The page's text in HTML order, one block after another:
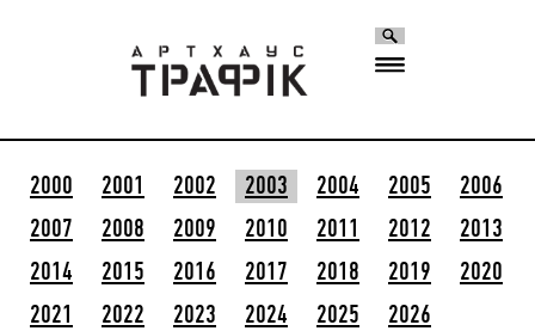
2000 2001 2002 2003 2004 2005
2006
2007
2008 2009 2010 2011 2012
2013
2014
2015 2016 2017 2018 2019
2020
2021
2022 2023 2024 2025 2026